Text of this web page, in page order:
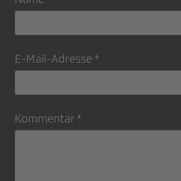
E-Mail-Adresse *
Kommentar *